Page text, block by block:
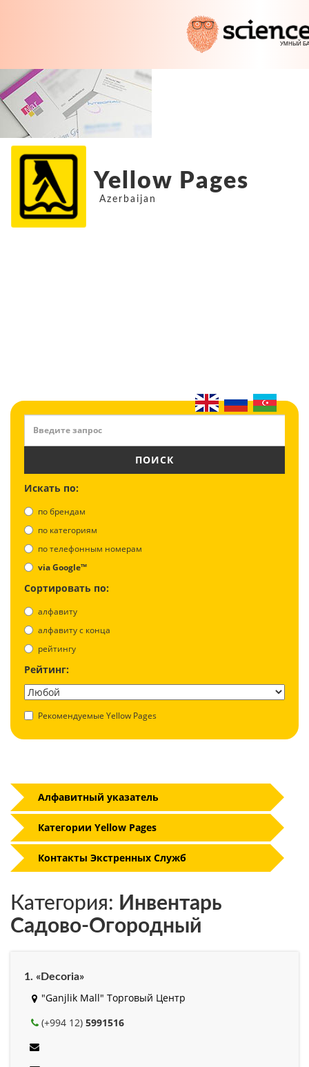
Yellow Pages
Azerbaijan
ПОИСК
Искать по:
по брендам
по категориям
по телефонным номерам
via Google™
Сортировать по:
алфавиту
aлфавиту с конца
рейтингу
Рейтинг:
Рекомендуемые Yellow Pages
Категория: Инвентарь
Садово-Огородный
1. «Decoria»
"Ganjlik Mall" Торговый Центр
(+994 12) 5991516
Алфавитный указатель
Категории Yellow Pages
Контакты Экстренных Служб